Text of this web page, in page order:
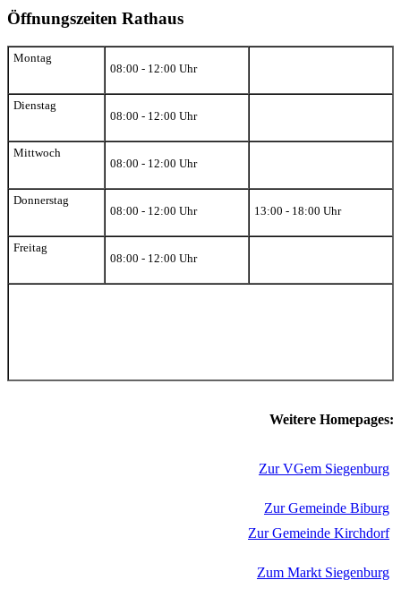
Öffnungszeiten Rathaus
Montag
08:00 - 12:00 Uhr
Dienstag
08:00 - 12:00 Uhr
Mittwoch
08:00 - 12:00 Uhr
Donnerstag
08:00 - 12:00 Uhr
13:00 - 18:00 Uhr
Freitag
08:00 - 12:00 Uhr
Weitere Homepages:
Zur VGem Siegenburg
Zur Gemeinde Biburg
Zur Gemeinde Kirchdorf
Zum Markt Siegenburg